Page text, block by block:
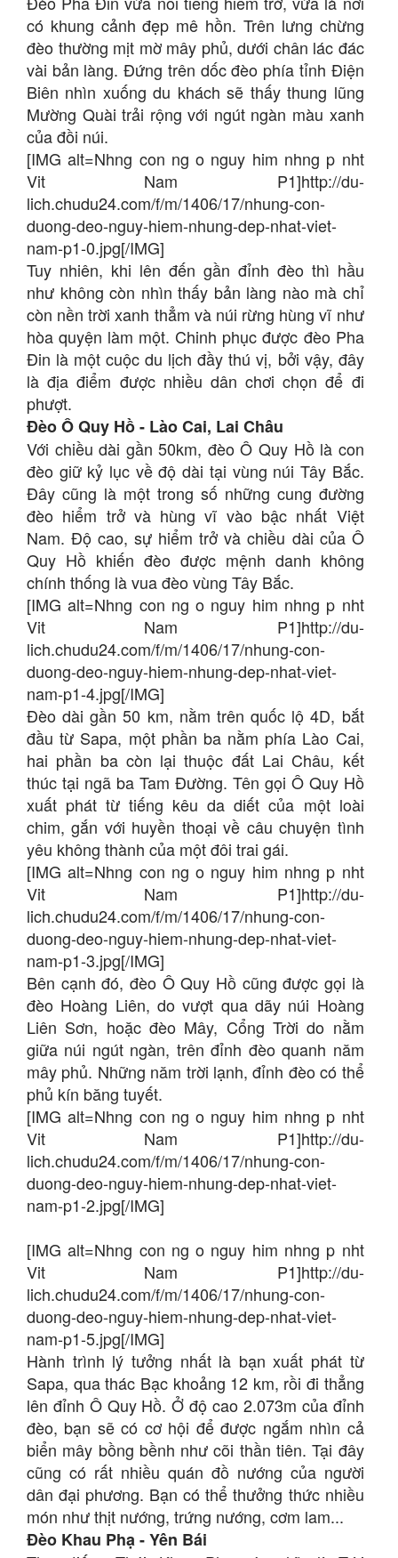
có khung cảnh đẹp mê hồn. Trên lưng chừng
đèo thường mịt mờ mây phủ, dưới chân lác đác
vài bản làng. Đứng trên dốc đèo phía tỉnh Điện
Biên nhìn xuống du khách sẽ thấy thung lũng
Mường Quài trải rộng với ngút ngàn màu xanh
của đồi núi.
[IMG alt=Nhng con ng o nguy him nhng p nht
Vit Nam P1]http://du-
lich.chudu24.com/f/m/1406/17/nhung-con-
duong-deo-nguy-hiem-nhung-dep-nhat-viet-
nam-p1-0.jpg[/IMG]
Tuy nhiên, khi lên đến gần đỉnh đèo thì hầu
như không còn nhìn thấy bản làng nào mà chỉ
còn nền trời xanh thẳm và núi rừng hùng vĩ như
hòa quyện làm một. Chinh phục được đèo Pha
Ðin là một cuộc du lịch đầy thú vị, bởi vậy, đây
là địa điểm được nhiều dân chơi chọn để đi
phượt.
Đèo Ô Quy Hồ - Lào Cai, Lai Châu
Với chiều dài gần 50km, đèo Ô Quy Hồ là con
đèo giữ kỷ lục về độ dài tại vùng núi Tây Bắc.
Đây cũng là một trong số những cung đường
đèo hiểm trở và hùng vĩ vào bậc nhất Việt
Nam. Độ cao, sự hiểm trở và chiều dài của Ô
Quy Hồ khiến đèo được mệnh danh không
chính thống là vua đèo vùng Tây Bắc.
[IMG alt=Nhng con ng o nguy him nhng p nht
Vit Nam P1]http://du-
lich.chudu24.com/f/m/1406/17/nhung-con-
duong-deo-nguy-hiem-nhung-dep-nhat-viet-
nam-p1-4.jpg[/IMG]
Đèo dài gần 50 km, nằm trên quốc lộ 4D, bắt
đầu từ Sapa, một phần ba nằm phía Lào Cai,
hai phần ba còn lại thuộc đất Lai Châu, kết
thúc tại ngã ba Tam Đường. Tên gọi Ô Quy Hồ
xuất phát từ tiếng kêu da diết của một loài
chim, gắn với huyền thoại về câu chuyện tình
yêu không thành của một đôi trai gái.
[IMG alt=Nhng con ng o nguy him nhng p nht
Vit Nam P1]http://du-
lich.chudu24.com/f/m/1406/17/nhung-con-
duong-deo-nguy-hiem-nhung-dep-nhat-viet-
nam-p1-3.jpg[/IMG]
Bên cạnh đó, đèo Ô Quy Hồ cũng được gọi là
đèo Hoàng Liên, do vượt qua dãy núi Hoàng
Liên Sơn, hoặc đèo Mây, Cổng Trời do nằm
giữa núi ngút ngàn, trên đỉnh đèo quanh năm
mây phủ. Những năm trời lạnh, đỉnh đèo có thể
phủ kín băng tuyết.
[IMG alt=Nhng con ng o nguy him nhng p nht
Vit Nam P1]http://du-
lich.chudu24.com/f/m/1406/17/nhung-con-
duong-deo-nguy-hiem-nhung-dep-nhat-viet-
nam-p1-2.jpg[/IMG]
[IMG alt=Nhng con ng o nguy him nhng p nht
Vit Nam P1]http://du-
lich.chudu24.com/f/m/1406/17/nhung-con-
duong-deo-nguy-hiem-nhung-dep-nhat-viet-
nam-p1-5.jpg[/IMG]
Hành trình lý tưởng nhất là bạn xuất phát từ
Sapa, qua thác Bạc khoảng 12 km, rồi đi thẳng
lên đỉnh Ô Quy Hồ. Ở độ cao 2.073m của đỉnh
đèo, bạn sẽ có cơ hội để được ngắm nhìn cả
biển mây bồng bềnh như cõi thần tiên. Tại đây
cũng có rất nhiều quán đồ nướng của người
dân đại phương. Bạn có thể thưởng thức nhiều
món như thịt nướng, trứng nướng, cơm lam...
Đèo Khau Phạ - Yên Bái